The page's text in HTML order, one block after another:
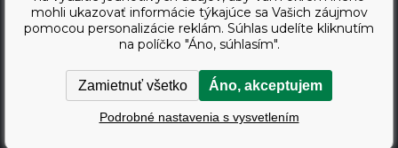
Copyright © 2009 - 2026,
Rybárské potreby Rybina
webdesign
Vortex Vision.cz
mohli ukazovať informácie týkajúce sa Vašich záujmov
pomocou personalizácie reklám. Súhlas udelíte kliknutím
na políčko "Áno, súhlasím".
Zamietnuť všetko Áno, akceptujem
Podrobné nastavenia s vysvetlením